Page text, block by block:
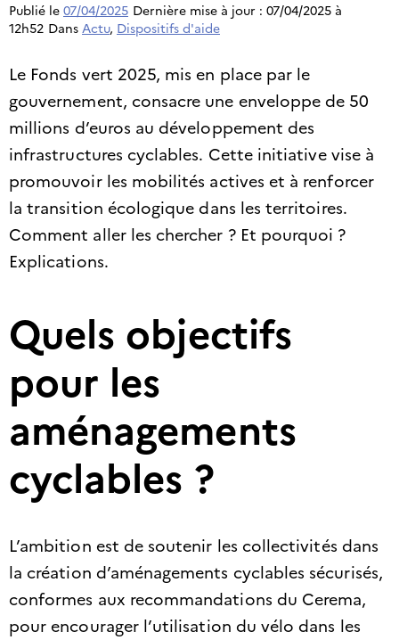
Publié le 07/04/2025 Dernière mise à jour : 07/04/2025 à
12h52 Dans Actu, Dispositifs d'aide
Le Fonds vert 2025, mis en place par le
gouvernement, consacre une enveloppe de 50
millions d’euros au développement des
infrastructures cyclables. Cette initiative vise à
promouvoir les mobilités actives et à renforcer
la transition écologique dans les territoires. ​
Comment aller les chercher ? Et pourquoi ?
Explications.
Quels objectifs
pour les
aménagements
cyclables ?
L’ambition est de soutenir les collectivités dans
la création d’aménagements cyclables sécurisés,
conformes aux recommandations du Cerema,
pour encourager l’utilisation du vélo dans les